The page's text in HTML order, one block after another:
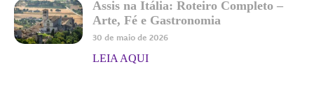
Assis na Itália: Roteiro Completo –
Arte, Fé e Gastronomia
30 de maio de 2026
LEIA AQUI